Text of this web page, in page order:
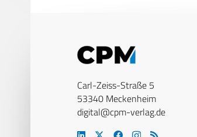
Carl-Zeiss-Straße 5
53340 Meckenheim
digital@cpm-verlag.de